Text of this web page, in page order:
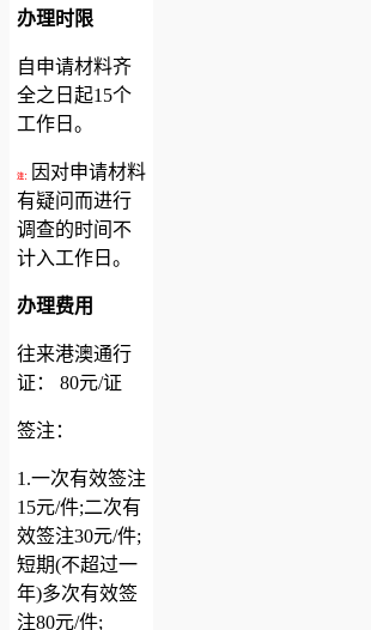
办理时限
自申请材料齐
全之日起15个
工作日。
注：
因对申请材料
有疑问而进行
调查的时间不
计入工作日。
办理费用
往来港澳通行
证： 80元/证
签注：
1.一次有效签注
15元/件;二次有
效签注30元/件;
短期(不超过一
年)多次有效签
注80元/件;